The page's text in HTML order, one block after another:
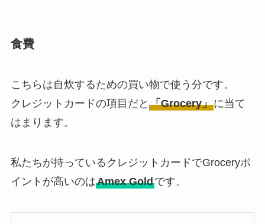
食費
こちらは自炊するための買い物で使う分です。
クレジットカードの項目だと 「Grocery」に当て
はまります。
私たちが持っているクレジットカードでGroceryポ
イントが高いのはAmex Goldです。